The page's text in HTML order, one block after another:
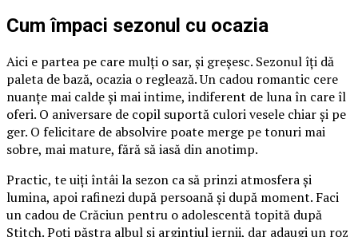
Cum împaci sezonul cu ocazia
Aici e partea pe care mulți o sar, și greșesc. Sezonul îți dă
paleta de bază, ocazia o reglează. Un cadou romantic cere
nuanțe mai calde și mai intime, indiferent de luna în care îl
oferi. O aniversare de copil suportă culori vesele chiar și pe
ger. O felicitare de absolvire poate merge pe tonuri mai
sobre, mai mature, fără să iasă din anotimp.
Practic, te uiți întâi la sezon ca să prinzi atmosfera și
lumina, apoi rafinezi după persoană și după moment. Faci
un cadou de Crăciun pentru o adolescentă topită după
Stitch. Poți păstra albul și argintiul iernii, dar adaugi un roz